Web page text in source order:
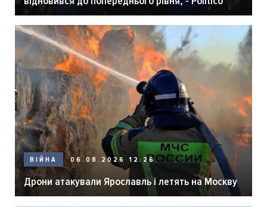
ВІЙНА 06.08.2026 12:26
Дрони атакували Ярославль і летять на Москву